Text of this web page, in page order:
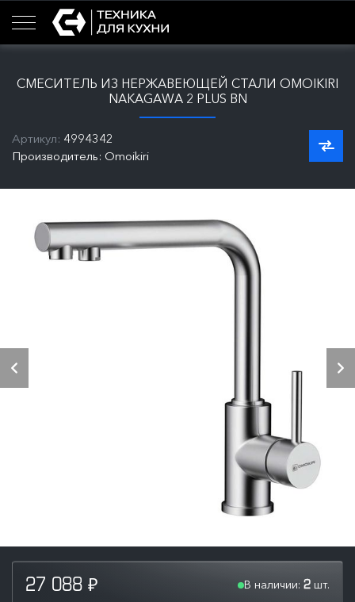
СМЕСИТЕЛЬ ИЗ НЕРЖАВЕЮЩЕЙ СТАЛИ OMOIKIRI
NAKAGAWA 2 PLUS BN
Артикул: 4994342
Производитель: Omoikiri
27 088 ₽ В наличии: 2 шт.